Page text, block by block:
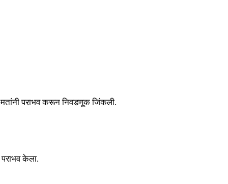
मतांनी पराभव करून निवडणूक जिंकली.
केला.